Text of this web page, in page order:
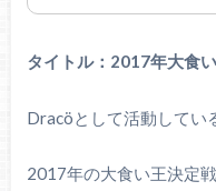
タイトル：2017年大食
Dracöとして活動してい
2017年の大食い王決定